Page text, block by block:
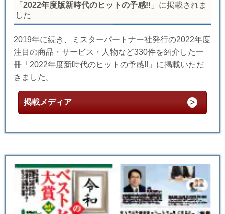
「 2022年度版新時代のヒットの予感!! 」に掲載されま
した
2019年に続き、ミスターパートナー社発行の2022年度
注目の商品・サービス・人物など330件を紹介した一
冊「2022年度新時代のヒットの予感!!」に掲載いただ
きました。
掲載メディア